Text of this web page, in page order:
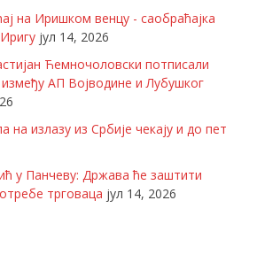
на Иришком венцу - саобраћајка
јул 14, 2026
Ћемночоловски потписали
АП Војводине и Лубушког
излазу из Србије чекају и до пет
у Панчеву: Држава ће заштити
трговаца јул 14, 2026